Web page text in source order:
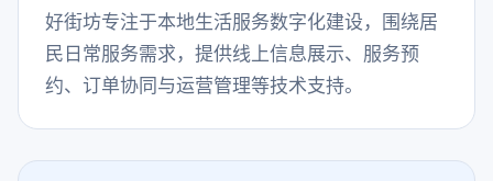
好街坊专注于本地生活服务数字化建设，围绕居
民日常服务需求，提供线上信息展示、服务预
约、订单协同与运营管理等技术支持。